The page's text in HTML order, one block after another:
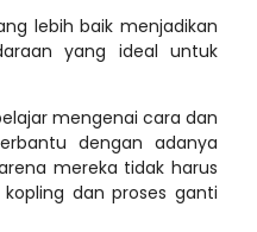
lebih baik menjadikan
yang ideal untuk
mengenai cara dan
dengan adanya
mereka tidak harus
dan proses ganti